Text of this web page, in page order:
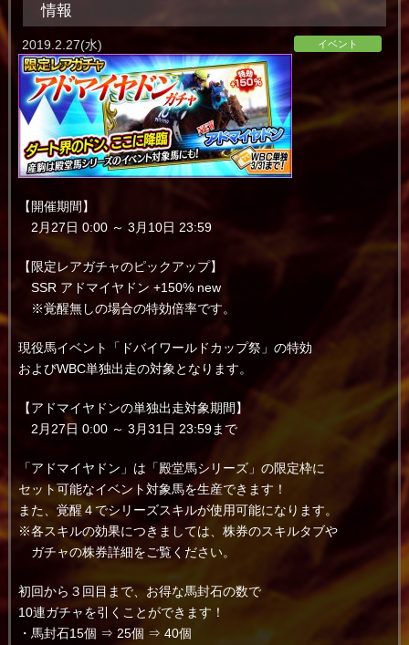
情報
イベント
2019.2.27(水)
【開催期間】
2月27日 0:00 ～ 3月10日 23:59
【限定レアガチャのピックアップ】
SSR アドマイヤドン +150% new
※覚醒無しの場合の特効倍率です。
現役馬イベント「ドバイワールドカップ祭」の特効
およびWBC単独出走の対象となります。
【アドマイヤドンの単独出走対象期間】
2月27日 0:00 ～ 3月31日 23:59まで
「アドマイヤドン」は「殿堂馬シリーズ」の限定枠に
セット可能なイベント対象馬を生産できます！
また、覚醒４でシリーズスキルが使用可能になります。
※各スキルの効果につきましては、株券のスキルタブや
ガチャの株券詳細をご覧ください。
初回から３回目まで、お得な馬封石の数で
10連ガチャを引くことができます！
・馬封石15個 ⇒ 25個 ⇒ 40個